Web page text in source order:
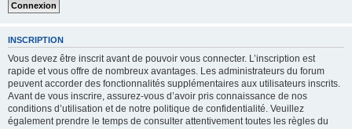
INSCRIPTION
Vous devez être inscrit avant de pouvoir vous connecter. L’inscription est
rapide et vous offre de nombreux avantages. Les administrateurs du forum
peuvent accorder des fonctionnalités supplémentaires aux utilisateurs inscrits.
Avant de vous inscrire, assurez-vous d’avoir pris connaissance de nos
conditions d’utilisation et de notre politique de confidentialité. Veuillez
également prendre le temps de consulter attentivement toutes les règles du